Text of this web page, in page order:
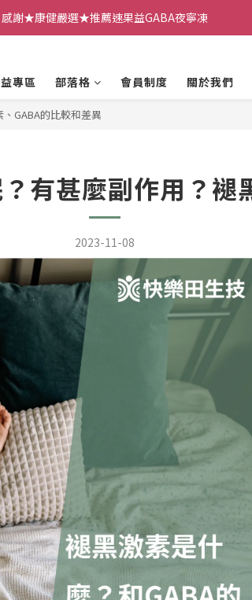
感謝★康健嚴選★推薦速果益GABA夜寧凍
專區 部落格 會員制度 關於我們
GABA的比較和差異
有甚麼副作用？褪
2023-11-08